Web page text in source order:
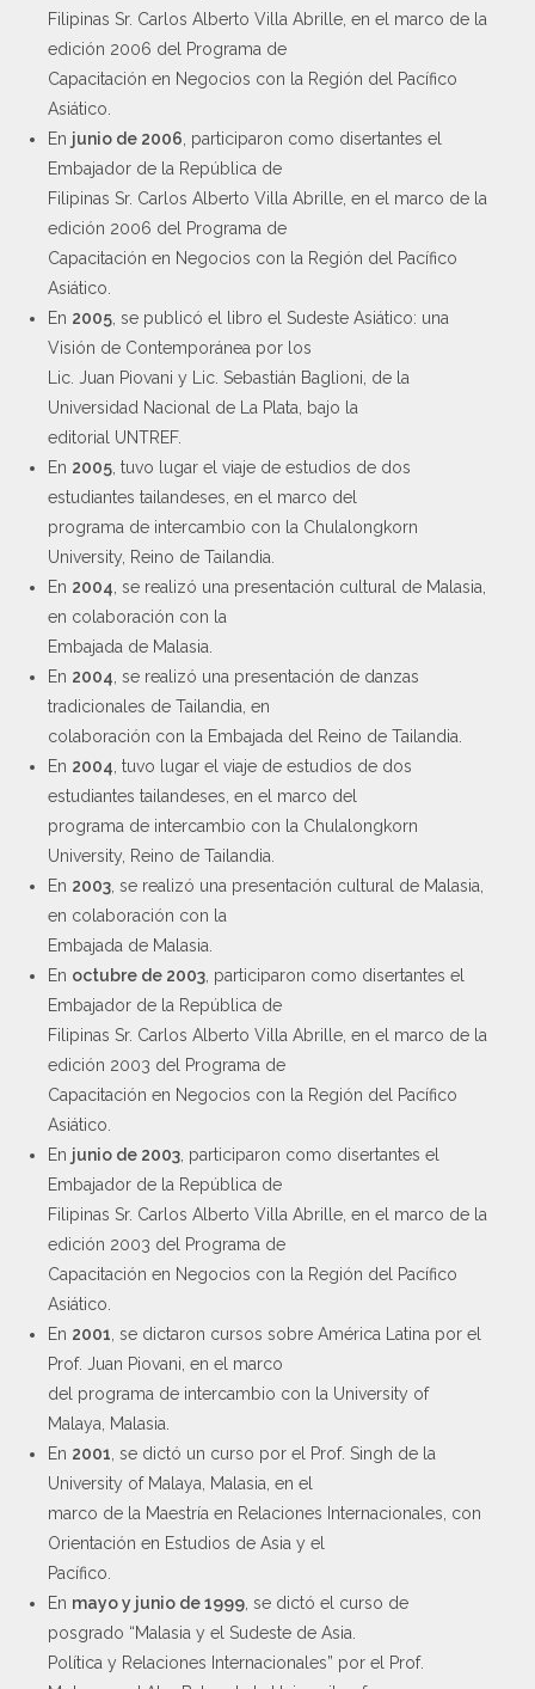
Filipinas Sr. Carlos Alberto Villa Abrille, en el marco de la
edición 2006 del Programa de
Capacitación en Negocios con la Región del Pacífico
Asiático.
En junio de 2006 , participaron como disertantes el
Embajador de la República de
Filipinas Sr. Carlos Alberto Villa Abrille, en el marco de la
edición 2006 del Programa de
Capacitación en Negocios con la Región del Pacífico
Asiático.
En 2005 , se publicó el libro el Sudeste Asiático: una
Visión de Contemporánea por los
Lic. Juan Piovani y Lic. Sebastián Baglioni, de la
Universidad Nacional de La Plata, bajo la
editorial UNTREF.
En 2005 , tuvo lugar el viaje de estudios de dos
estudiantes tailandeses, en el marco del
programa de intercambio con la Chulalongkorn
University, Reino de Tailandia.
En 2004 , se realizó una presentación cultural de Malasia,
en colaboración con la
Embajada de Malasia.
En 2004 , se realizó una presentación de danzas
tradicionales de Tailandia, en
colaboración con la Embajada del Reino de Tailandia.
En 2004 , tuvo lugar el viaje de estudios de dos
estudiantes tailandeses, en el marco del
programa de intercambio con la Chulalongkorn
University, Reino de Tailandia.
En 2003 , se realizó una presentación cultural de Malasia,
en colaboración con la
Embajada de Malasia.
En octubre de 2003 , participaron como disertantes el
Embajador de la República de
Filipinas Sr. Carlos Alberto Villa Abrille, en el marco de la
edición 2003 del Programa de
Capacitación en Negocios con la Región del Pacífico
Asiático.
En junio de 2003 , participaron como disertantes el
Embajador de la República de
Filipinas Sr. Carlos Alberto Villa Abrille, en el marco de la
edición 2003 del Programa de
Capacitación en Negocios con la Región del Pacífico
Asiático.
En 2001 , se dictaron cursos sobre América Latina por el
Prof. Juan Piovani, en el marco
del programa de intercambio con la University of
Malaya, Malasia.
En 2001 , se dictó un curso por el Prof. Singh de la
University of Malaya, Malasia, en el
marco de la Maestría en Relaciones Internacionales, con
Orientación en Estudios de Asia y el
Pacífico.
En mayo y junio de 1999 , se dictó el curso de
posgrado “Malasia y el Sudeste de Asia.
Política y Relaciones Internacionales” por el Prof.